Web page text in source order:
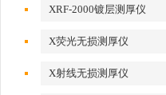
XRF-2000镀层测厚仪
X荧光无损测厚仪
X射线无损测厚仪